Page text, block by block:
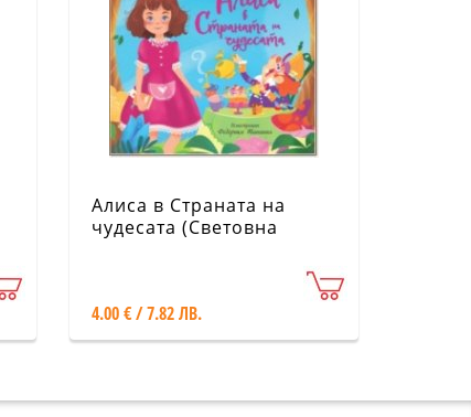
Алиса в Страната на
чудесата (Световна
4.00 € / 7.82 ЛВ.